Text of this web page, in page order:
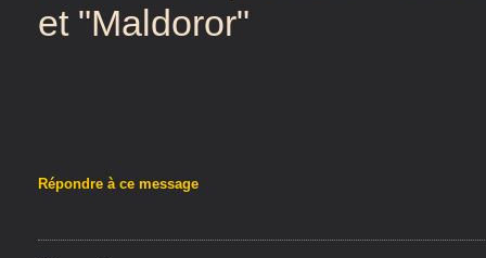
et "Maldoror"
Répondre à ce message